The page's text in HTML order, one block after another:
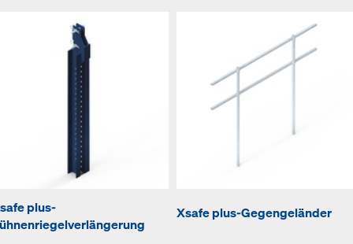
plus-
Xsafe plus-Gegengeländer